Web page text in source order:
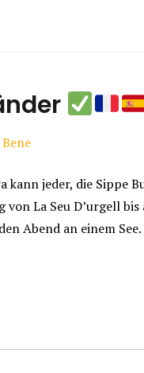
Bene
kann jeder, die Sippe
von La Seu D’urgell
Abend an einem